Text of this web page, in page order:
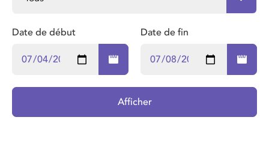
Date de début Date de fin
Afficher